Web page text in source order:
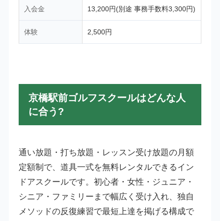
入会金 13,200円(別途 事務手数料3,300円)
体験 2,500円
京橋駅前ゴルフスクールはどんな人
に合う?
通い放題・打ち放題・レッスン受け放題の月額
定額制で、道具一式を無料レンタルできるイン
ドアスクールです。初心者・女性・ジュニア・
シニア・ファミリーまで幅広く受け入れ、独自
メソッドの反復練習で最短上達を掲げる構成で